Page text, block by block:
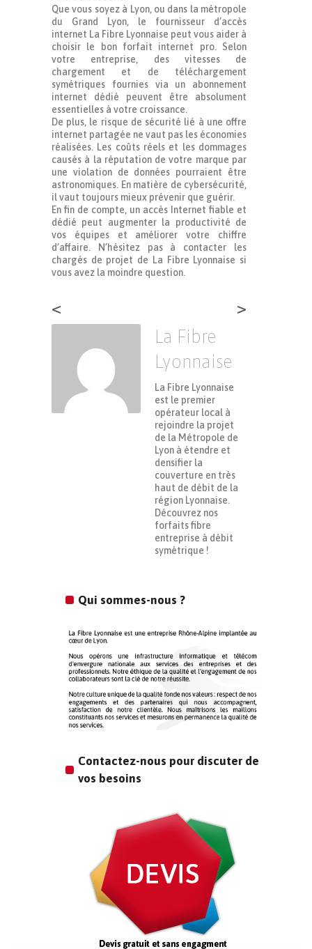
Que vous soyez à Lyon, ou dans la métropole
du Grand Lyon, le fournisseur d’accès
internet La Fibre Lyonnaise peut vous aider à
choisir le bon forfait internet pro. Selon
votre entreprise, des vitesses de
chargement et de téléchargement
symétriques fournies via un abonnement
internet dédié peuvent être absolument
essentielles à votre croissance.
De plus, le risque de sécurité lié à une offre
internet partagée ne vaut pas les économies
réalisées. Les coûts réels et les dommages
causés à la réputation de votre marque par
une violation de données pourraient être
astronomiques. En matière de cybersécurité,
il vaut toujours mieux prévenir que guérir.
En fin de compte, un accès Internet fiable et
dédié peut augmenter la productivité de
vos équipes et améliorer votre chiffre
d’affaire. N’hésitez pas à contacter les
chargés de projet de La Fibre Lyonnaise si
vous avez la moindre question.
< >
La Fibre
Lyonnaise
La Fibre Lyonnaise
est le premier
opérateur local à
rejoindre la projet
de la Métropole de
Lyon à étendre et
densifier la
couverture en très
haut de débit de la
région Lyonnaise.
Découvrez nos
forfaits fibre
entreprise à débit
symétrique !
Qui sommes-nous ?
Contactez-nous pour discuter de
vos besoins